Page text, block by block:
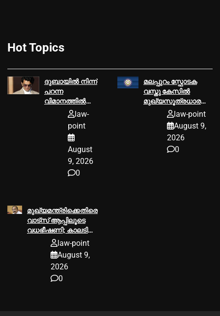
Hot Topics
ദുബായില്‍ നിന്ന്
പറന്ന
വിമാനത്തില്‍
തൊട്ടടുത്തിരുന്ന
നേരെ അശ്ലീല
പ്രദര്‍ശനം;
യുവാവിന് ശിക്ഷ
വിധിച്ച്‌ യുകെ
കോടതി
law-
point
August
9, 2026
0
മലപ്പുറം സ്ഫോടക
വസ്തു കേസില്‍
മുഖ്യസൂത്രധാരന്‍
മഞ്ചേരിയില്‍
അറസ്റ്റില്‍
law-point
August 9,
2026
0
മുഖ്യമന്ത്രിക്കെതിരെ
വാട്സ് ആപ്പിലൂടെ
വധഭീഷണി; കാലടി
സ്വദേശിക്കെതിരെ
കേസെടുത്ത്
പൊലീസ്
law-point
August 9,
2026
0